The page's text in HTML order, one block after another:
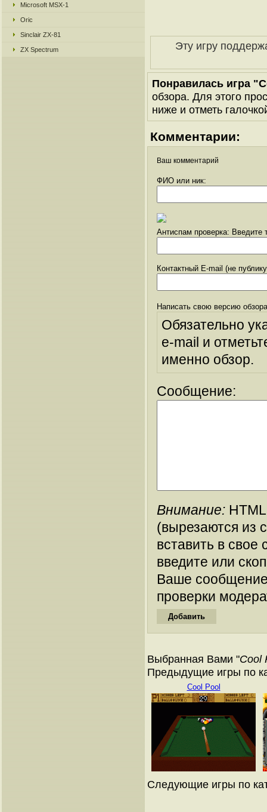
Microsoft MSX-1
Oric
Sinclair ZX-81
ZX Spectrum Эту игру
Понравилась игра
обзора. Для этого
ниже и отметь
Комментарии:
Ваш комментарий
ФИО или ник:
Антиспам проверка: Введите
Контактный E-mail (не
Написать свою версию
Обязательно
e-mail и
именно обзор.
Сообщение:
Внимание:
(вырезаются из
вставить в
введите или
Ваше
проверки
Выбранная Вами "Cool
Предыдущие игры по
Cool Pool
Следующие игры по